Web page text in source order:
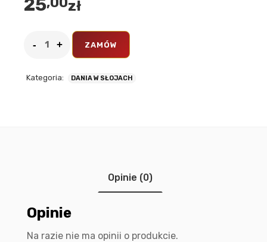
25 zł
ZAMÓW
Kategoria: DANIA W SŁOJACH
Opinie (0)
Opinie
Na razie nie ma opinii o produkcie.